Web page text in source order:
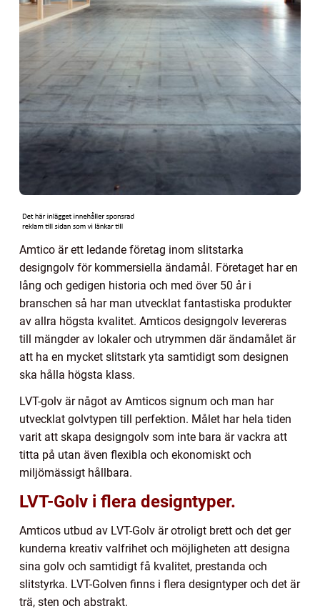
Amtico är ett ledande företag inom slitstarka
designgolv för kommersiella ändamål. Företaget har en
lång och gedigen historia och med över 50 år i
branschen så har man utvecklat fantastiska produkter
av allra högsta kvalitet. Amticos designgolv levereras
till mängder av lokaler och utrymmen där ändamålet är
att ha en mycket slitstark yta samtidigt som designen
ska hålla högsta klass.
LVT-golv är något av Amticos signum och man har
utvecklat golvtypen till perfektion. Målet har hela tiden
varit att skapa designgolv som inte bara är vackra att
titta på utan även flexibla och ekonomiskt och
miljömässigt hållbara.
LVT-Golv i flera designtyper.
Amticos utbud av LVT-Golv är otroligt brett och det ger
kunderna kreativ valfrihet och möjligheten att designa
sina golv och samtidigt få kvalitet, prestanda och
slitstyrka. LVT-Golven finns i flera designtyper och det är
trä, sten och abstrakt.